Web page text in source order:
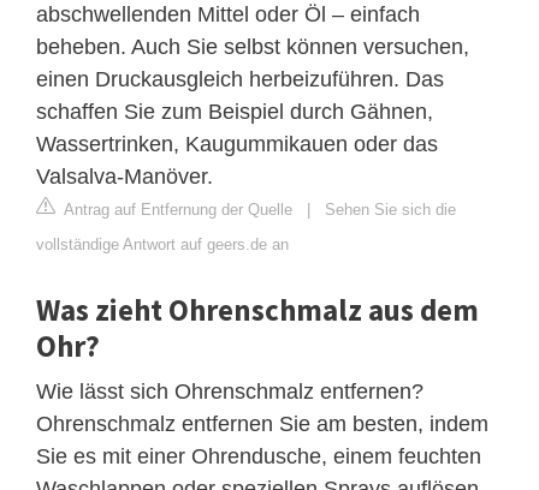
abschwellenden Mittel oder Öl – einfach
beheben. Auch Sie selbst können versuchen,
einen Druckausgleich herbeizuführen. Das
schaffen Sie zum Beispiel durch Gähnen,
Wassertrinken, Kaugummikauen oder das
Valsalva-Manöver.
Antrag auf Entfernung der Quelle | Sehen Sie sich die
vollständige Antwort auf geers.de an
Was zieht Ohrenschmalz aus dem
Ohr?
Wie lässt sich Ohrenschmalz entfernen?
Ohrenschmalz entfernen Sie am besten, indem
Sie es mit einer Ohrendusche, einem feuchten